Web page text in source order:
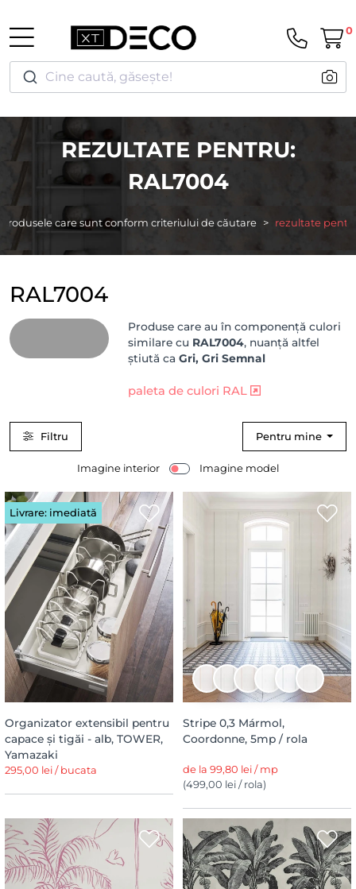
Cine caută, găsește!
0
REZULTATE PENTRU:
RAL7004
Produsele care sunt conform criteriului de căutare rezultate
RAL7004
Produse care au în componență culori
similare cu RAL7004, nuanță altfel
știută caGri, Gri Semnal
paleta de culori RAL
Filtru Pentru mine
Imagine interior Imagine model
Livrare: imediată
Organizator extensibil pentru
capace și tigăi - alb, TOWER,
Yamazaki
295,00 lei / bucata
Stripe 0,3 Mármol,
Coordonne, 5mp / rola
de la 99,80 lei / mp
(499,00 lei / rola)